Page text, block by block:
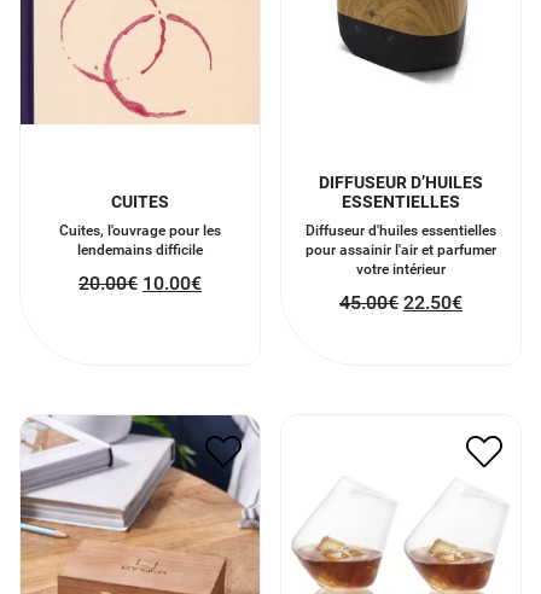
CUITES
Cuites, l'ouvrage pour les
lendemains difficile
20.00€ 10.00€
DIFFUSEUR D’HUILES
ESSENTIELLES
Diffuseur d'huiles essentielles
pour assainir l'air et parfumer
votre intérieur
45.00€ 22.50€
EN BOIS FLIP CLICK
62.00€ 31.00